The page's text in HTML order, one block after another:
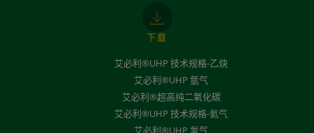
下载
艾必利®UHP 技术规格-乙炔
艾必利®UHP 氩气
艾必利®超高纯二氧化碳
艾必利®UHP 技术规格-氦气
艾必利®UHP 氢气